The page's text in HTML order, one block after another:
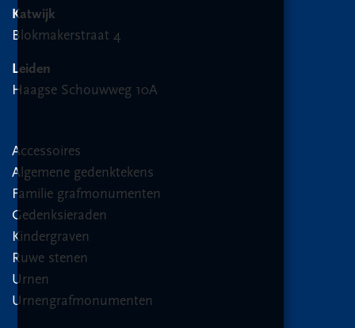
Katwijk
Blokmakerstraat 4
Leiden
Haagse Schouwweg 10A
Accessoires
Algemene gedenktekens
Familie grafmonumenten
Gedenksieraden
Kindergraven
Ruwe stenen
Urnen
Urnengrafmonumenten